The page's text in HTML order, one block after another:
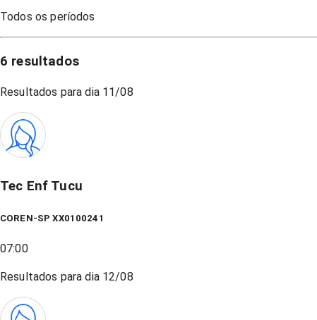
Todos os períodos
6 resultados
Resultados para dia 11/08
Tec Enf Tucu
COREN-SP XX0100241
07:00
Resultados para dia 12/08